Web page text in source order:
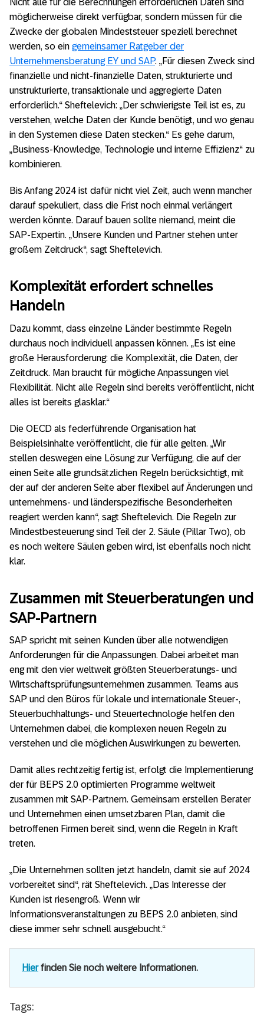
möglicherweise direkt verfügbar, sondern müssen für die
Zwecke der globalen Mindeststeuer speziell berechnet
werden, so ein gemeinsamer Ratgeber der
Unternehmensberatung EY und SAP. „Für diesen Zweck sind
finanzielle und nicht-finanzielle Daten, strukturierte und
unstrukturierte, transaktionale und aggregierte Daten
erforderlich.“ Sheftelevich: „Der schwierigste Teil ist es, zu
verstehen, welche Daten der Kunde benötigt, und wo genau
in den Systemen diese Daten stecken.“ Es gehe darum,
„Business-Knowledge, Technologie und interne Effizienz“ zu
kombinieren.
Bis Anfang 2024 ist dafür nicht viel Zeit, auch wenn mancher
darauf spekuliert, dass die Frist noch einmal verlängert
werden könnte. Darauf bauen sollte niemand, meint die
SAP-Expertin. „Unsere Kunden und Partner stehen unter
großem Zeitdruck“, sagt Sheftelevich.
Komplexität erfordert schnelles
Handeln
Dazu kommt, dass einzelne Länder bestimmte Regeln
durchaus noch individuell anpassen können. „Es ist eine
große Herausforderung: die Komplexität, die Daten, der
Zeitdruck. Man braucht für mögliche Anpassungen viel
Flexibilität. Nicht alle Regeln sind bereits veröffentlicht, nicht
alles ist bereits glasklar.“
Die OECD als federführende Organisation hat
Beispielsinhalte veröffentlicht, die für alle gelten. „Wir
stellen deswegen eine Lösung zur Verfügung, die auf der
einen Seite alle grundsätzlichen Regeln berücksichtigt, mit
der auf der anderen Seite aber flexibel auf Änderungen und
unternehmens- und länderspezifische Besonderheiten
reagiert werden kann“, sagt Sheftelevich. Die Regeln zur
Mindestbesteuerung sind Teil der 2. Säule (Pillar Two), ob
es noch weitere Säulen geben wird, ist ebenfalls noch nicht
klar.
Zusammen mit Steuerberatungen und
SAP-Partnern
SAP spricht mit seinen Kunden über alle notwendigen
Anforderungen für die Anpassungen. Dabei arbeitet man
eng mit den vier weltweit größten Steuerberatungs- und
Wirtschaftsprüfungsunternehmen zusammen. Teams aus
SAP und den Büros für lokale und internationale Steuer-,
Steuerbuchhaltungs- und Steuertechnologie helfen den
Unternehmen dabei, die komplexen neuen Regeln zu
verstehen und die möglichen Auswirkungen zu bewerten.
Damit alles rechtzeitig fertig ist, erfolgt die Implementierung
der für BEPS 2.0 optimierten Programme weltweit
zusammen mit SAP-Partnern. Gemeinsam erstellen Berater
und Unternehmen einen umsetzbaren Plan, damit die
betroffenen Firmen bereit sind, wenn die Regeln in Kraft
treten.
„Die Unternehmen sollten jetzt handeln, damit sie auf 2024
vorbereitet sind“, rät Sheftelevich. „Das Interesse der
Kunden ist riesengroß. Wenn wir
Informationsveranstaltungen zu BEPS 2.0 anbieten, sind
diese immer sehr schnell ausgebucht.“
Hierfinden Sie noch weitere Informationen.
Tags: